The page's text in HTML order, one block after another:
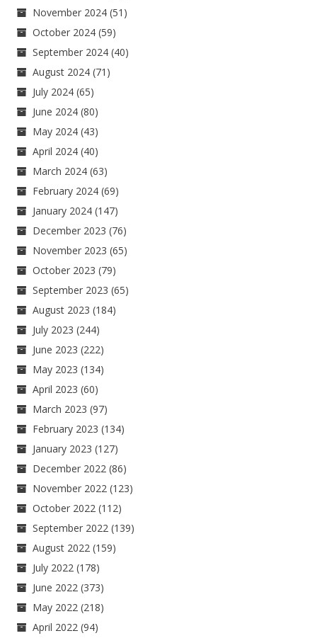
November 2024 (51)
October 2024 (59)
September 2024 (40)
August 2024 (71)
July 2024 (65)
June 2024 (80)
May 2024 (43)
April 2024 (40)
March 2024 (63)
February 2024 (69)
January 2024 (147)
December 2023 (76)
November 2023 (65)
October 2023 (79)
September 2023 (65)
August 2023 (184)
July 2023 (244)
June 2023 (222)
May 2023 (134)
April 2023 (60)
March 2023 (97)
February 2023 (134)
January 2023 (127)
December 2022 (86)
November 2022 (123)
October 2022 (112)
September 2022 (139)
August 2022 (159)
July 2022 (178)
June 2022 (373)
May 2022 (218)
April 2022 (94)